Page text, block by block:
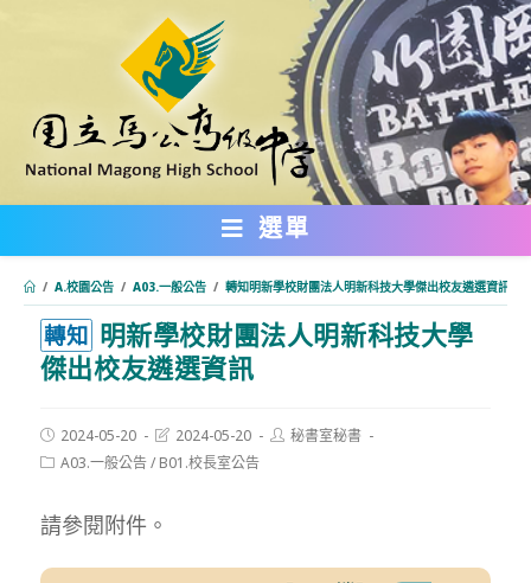
內
選單
/ A.校園公告 / A03.一般公告 / 轉知明新學校財團法人明新科技大學傑出校友遴選資訊
轉知 明新學校財團法人明新科技大學
傑出校友遴選資訊
Post
published:
2024-05-20
Post
modified:
2024-05-20
Post秘書室秘書
PostA03.一般公告/ B01.校長室公告
請參閱附件。